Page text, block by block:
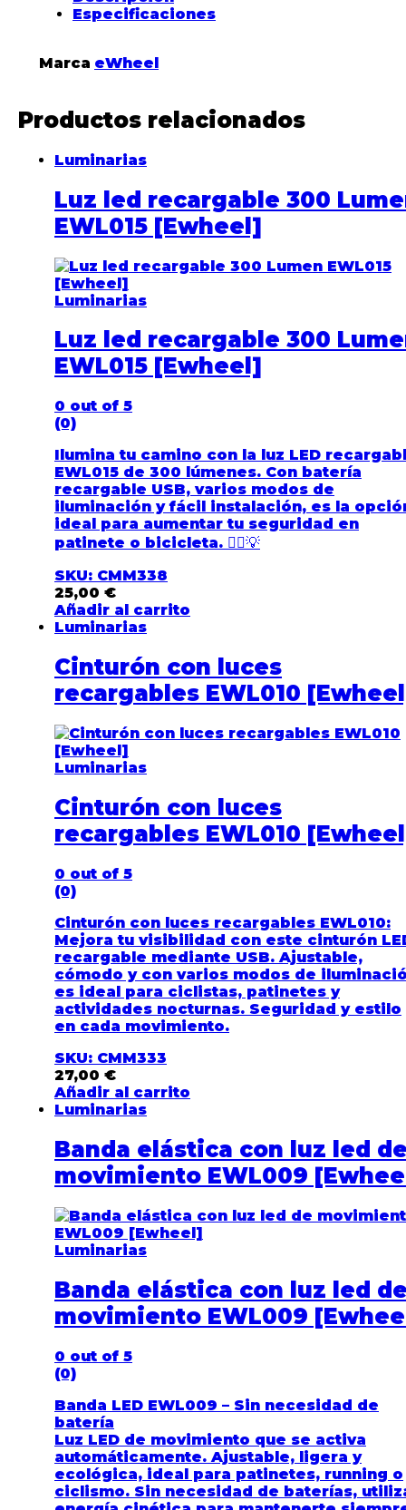
Especificaciones
Marca eWheel
Productos relacionados
Luminarias
Luz led recargable 300
EWL015 [Ewheel]
Luminarias
Luz led recargable 300
EWL015 [Ewheel]
0 out of 5
(0)
Ilumina tu camino con la luz LED
EWL015 de 300 lúmenes. Con batería
recargable USB, varios modos de
iluminación y fácil instalación, es la
ideal para aumentar tu seguridad en
patinete o bicicleta. 🚴‍♂️💡
SKU: CMM338
25,00 €
Añadir al carrito
Luminarias
Cinturón con luces
recargables EWL010
Luminarias
Cinturón con luces
recargables EWL010
0 out of 5
(0)
Cinturón con luces recargables EWL010:
Mejora tu visibilidad con este cinturón
recargable mediante USB. Ajustable,
cómodo y con varios modos de
es ideal para ciclistas, patinetes y
actividades nocturnas. Seguridad y estilo
en cada movimiento.
SKU: CMM333
27,00 €
Añadir al carrito
Luminarias
Banda elástica con luz led
movimiento EWL009
Luminarias
Banda elástica con luz led
movimiento EWL009
0 out of 5
(0)
Banda LED EWL009 – Sin necesidad de
batería
Luz LED de movimiento que se activa
automáticamente. Ajustable, ligera y
ecológica, ideal para patinetes, running o
ciclismo. Sin necesidad de baterías,